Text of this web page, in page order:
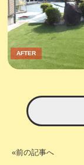
AFTER
«前の記事へ